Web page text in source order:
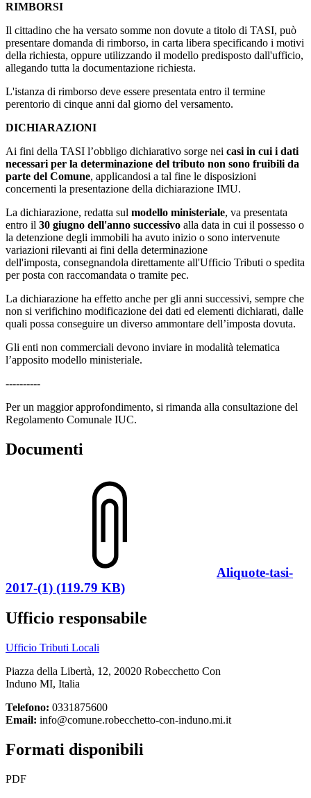
RIMBORSI
Il cittadino che ha versato somme non dovute a titolo di TASI, può
presentare domanda di rimborso, in carta libera specificando i motivi
della richiesta, oppure utilizzando il modello predisposto dall'ufficio,
allegando tutta la documentazione richiesta.
L'istanza di rimborso deve essere presentata entro il termine
perentorio di cinque anni dal giorno del versamento.
DICHIARAZIONI
Ai fini della TASI l’obbligo dichiarativo sorge nei casi in cui i dati
necessari per la determinazione del tributo non sono fruibili da
parte del Comune, applicandosi a tal fine le disposizioni
concernenti la presentazione della dichiarazione IMU.
La dichiarazione, redatta sul modello ministeriale, va presentata
entro il 30 giugno dell'anno successivo alla data in cui il possesso o
la detenzione degli immobili ha avuto inizio o sono intervenute
variazioni rilevanti ai fini della determinazione
dell'imposta, consegnandola direttamente all'Ufficio Tributi o spedita
per posta con raccomandata o tramite pec.
La dichiarazione ha effetto anche per gli anni successivi, sempre che
non si verifichino modificazione dei dati ed elementi dichiarati, dalle
quali possa conseguire un diverso ammontare dell’imposta dovuta.
Gli enti non commerciali devono inviare in modalità telematica
l’apposito modello ministeriale.
----------
Per un maggior approfondimento, si rimanda alla consultazione del
Regolamento Comunale IUC.
Documenti
Aliquote-tasi-
2017-(1) (119.79 KB)
Ufficio responsabile
Ufficio Tributi Locali
Piazza della Libertà, 12, 20020 Robecchetto Con
Induno MI, Italia
Telefono: 0331875600
Email: info@comune.robecchetto-con-induno.mi.it
Formati disponibili
PDF